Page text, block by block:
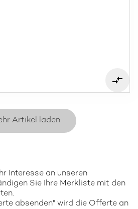
Artikel laden
Interesse an unseren
Sie Ihre Merkliste mit den
absenden" wird die Offerte an